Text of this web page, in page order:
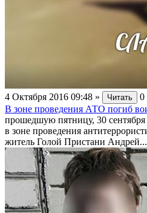
4 Октября 2016 09:48 » Читать 0
В зоне проведения АТО погиб
прошедшую пятницу, 30
в зоне проведения
житель Голой Пристани Андрей...